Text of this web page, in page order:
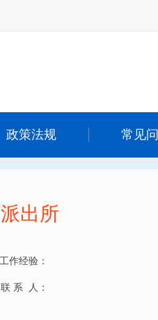
政策法规 常见
出所
工作经验：
联 系 人：